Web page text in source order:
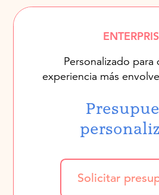
Personalizado para
experiencia más
Solicitar